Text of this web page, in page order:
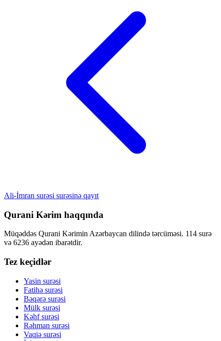
Ali-İmran surəsi surəsinə qayıt
Qurani Kərim haqqında
Müqəddəs Qurani Kərimin Azərbaycan dilində tərcüməsi. 114 surə
və 6236 ayədən ibarətdir.
Tez keçidlər
Yasin surəsi
Fatihə surəsi
Bəqərə surəsi
Mülk surəsi
Kəhf surəsi
Rəhman surəsi
Vaqiə surəsi